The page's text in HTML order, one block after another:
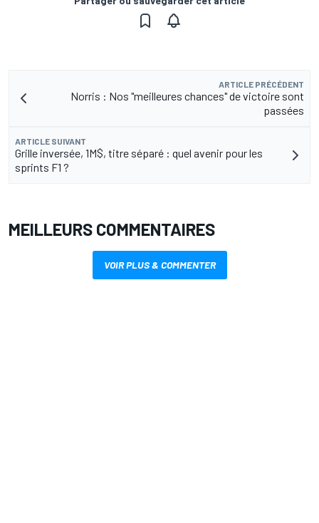
ARTICLE PRÉCÉDENT
Norris : Nos "meilleures chances" de victoire sont
passées
ARTICLE SUIVANT
Grille inversée, 1M$, titre séparé : quel avenir pour les
sprints F1 ?
MEILLEURS COMMENTAIRES
VOIR PLUS & COMMENTER